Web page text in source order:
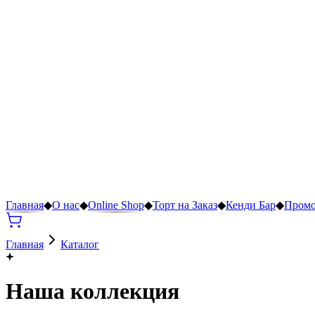
Главная◆О нас◆Online Shop◆Торт на Заказ◆Кенди Бар◆
Главная Каталог
Наша коллекция